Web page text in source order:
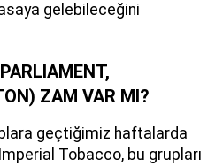
gelebileceğini
ZAM VAR MI?
geçtiğimiz haftalarda
Tobacco, bu grupları